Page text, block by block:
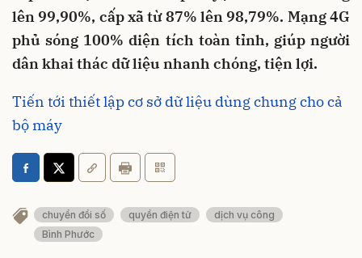
lên 99,90%, cấp xã từ 87% lên 98,79%. Mạng 4G
phủ sóng 100% diện tích toàn tỉnh, giúp người
dân khai thác dữ liệu nhanh chóng, tiện lợi.
Tiến tới thiết lập cơ sở dữ liệu dùng chung cho cả
bộ máy
chuyển đổi số quyền điện tử
dịch vụ công
Bình Phước